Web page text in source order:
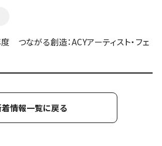
つながる創造：ACYアーティスト・フェ
情報一覧に戻る